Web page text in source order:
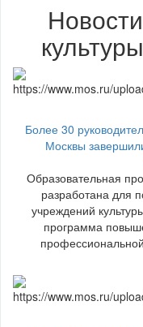
Более 30
Москвы
Образовательная
разработана для
учреждений
программа